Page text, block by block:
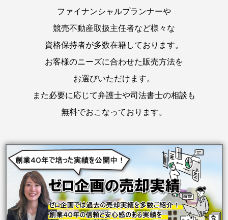
ファイナンシャルプランナーや
競売不動産取扱主任者など様々な
資格保持者が多数在籍しております。
お客様のニーズに合わせた販売方法を
お選びいただけます。
また必要に応じて弁護士や司法書士の相談も
無料でおこなっております。